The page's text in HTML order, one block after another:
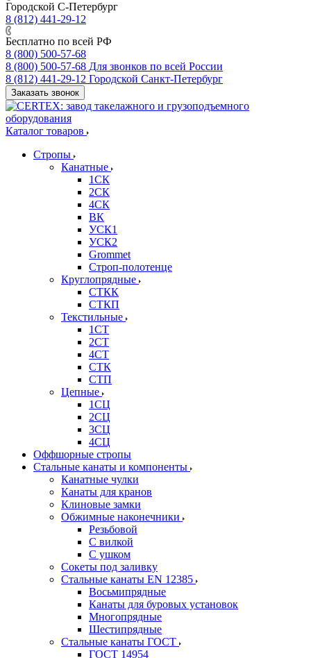
Городской С-Петербург
8 (812) 441-29-12
Бесплатно по всей РФ
8 (800) 500-57-68
8 (800) 500-57-68 Для звонков по всей России
8 (812) 441-29-12 Городской Санкт-Петербург
Заказать звонок
Каталог товаров
Стропы
Канатные
1СК
2СК
4СК
ВК
УСК1
УСК2
Grommet
Строп-полотенце
Круглопрядные
СТКК
СТКП
Текстильные
1СТ
2СТ
4СТ
СТК
СТП
Цепные
1СЦ
2СЦ
3СЦ
4СЦ
Оффшорные стропы
Стальные канаты и компоненты
Канатные чулки
Канаты для кранов
Клиновые замки
Обжимные наконечники
Резьбовой
С вилкой
С ушком
Сокеты под заливку
Стальные канаты EN 12385
Восьмипрядные
Канаты для буровых установок
Многопрядные
Шестипрядные
Стальные канаты ГОСТ
ГОСТ 14954